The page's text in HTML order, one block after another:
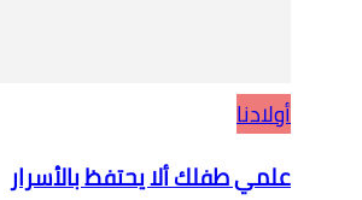
أولادنا
علمي طفلك ألا يحتفظ بالأسرار